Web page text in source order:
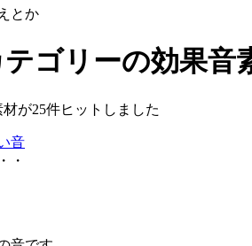
とか
ゴリーの効果音
が25件ヒットしました
音
・